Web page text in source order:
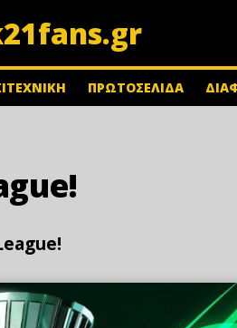
ΠΡΩΤΟΣΕΛΙΔΑ